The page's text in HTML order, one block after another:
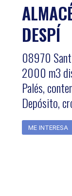
DESPÍ
08970
2000 m3
Palés,
Depósito,
ME INTERESA